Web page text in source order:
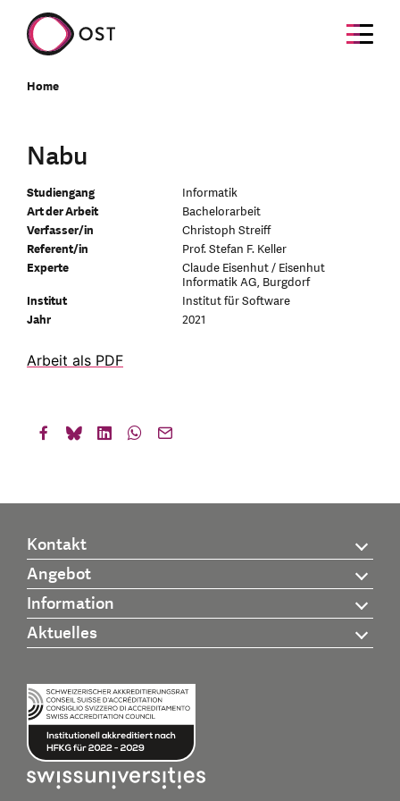
Home
Nabu
Studiengang
Informatik
Art der Arbeit
Bachelorarbeit
Verfasser/in
Christoph Streiff
Referent/in
Prof. Stefan F. Keller
Experte
Claude Eisenhut / Eisenhut
Informatik AG, Burgdorf
Institut
Institut für Software
Jahr
2021
Arbeit als PDF
Kontakt
Angebot
Information
Aktuelles